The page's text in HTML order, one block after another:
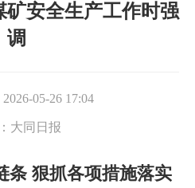
矿安全生产工作时强
调
2026-05-26 17:04
大同日报
条 狠抓各项措施落实